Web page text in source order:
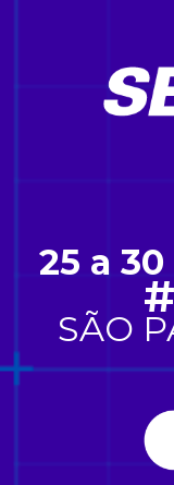
25 a
SÃO